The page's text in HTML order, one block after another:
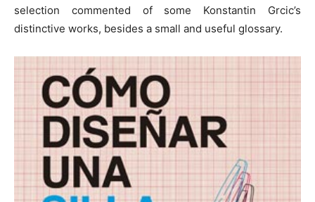
selection commented of some Konstantin Grcic’s
distinctive works, besides a small and useful glossary.